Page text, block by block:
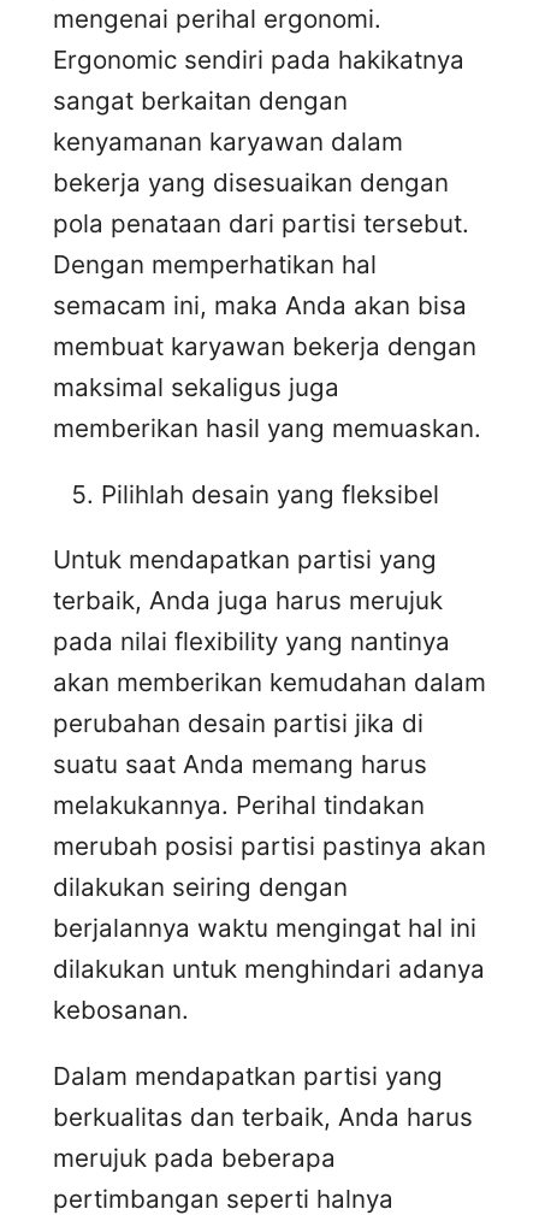
mengenai perihal ergonomi.
Ergonomic sendiri pada hakikatnya
sangat berkaitan dengan
kenyamanan karyawan dalam
bekerja yang disesuaikan dengan
pola penataan dari partisi tersebut.
Dengan memperhatikan hal
semacam ini, maka Anda akan bisa
membuat karyawan bekerja dengan
maksimal sekaligus juga
memberikan hasil yang memuaskan.
Pilihlah desain yang fleksibel
Untuk mendapatkan partisi yang
terbaik, Anda juga harus merujuk
pada nilai flexibility yang nantinya
akan memberikan kemudahan dalam
perubahan desain partisi jika di
suatu saat Anda memang harus
melakukannya. Perihal tindakan
merubah posisi partisi pastinya akan
dilakukan seiring dengan
berjalannya waktu mengingat hal ini
dilakukan untuk menghindari adanya
kebosanan.
Dalam mendapatkan partisi yang
berkualitas dan terbaik, Anda harus
merujuk pada beberapa
pertimbangan seperti halnya